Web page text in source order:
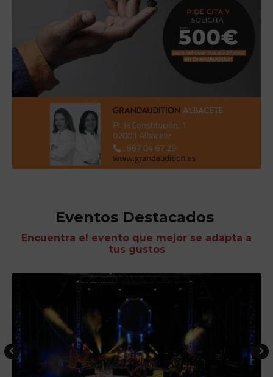
Eventos Destacados
Encuentra el evento que mejor se adapta a
tus gustos